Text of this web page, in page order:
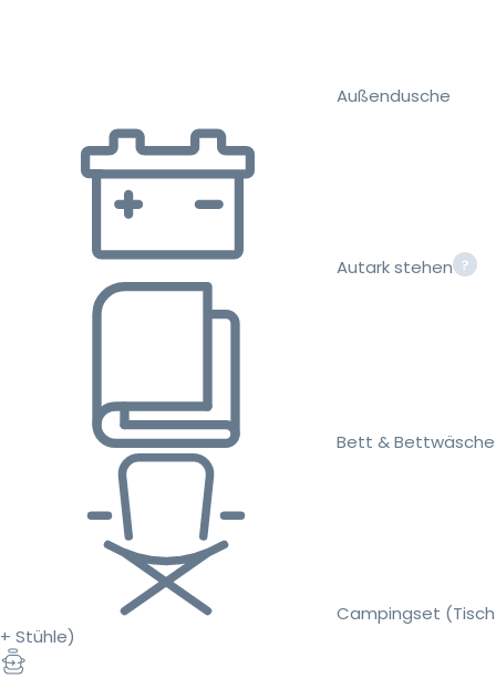
Außendusche
Autark stehen
Bett & Bettwäsche
Campingset (Tisch
+ Stühle)